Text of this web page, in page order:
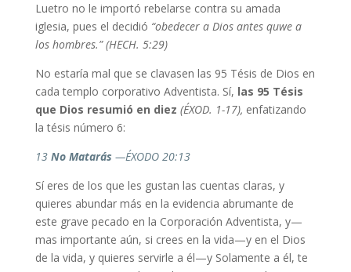
Luetro no le importó rebelarse contra su amada
iglesia, pues el decidió “obedecer a Dios antes quwe a
los hombres.” (HECH. 5:29)
No estaría mal que se clavasen las 95 Tésis de Dios en
cada templo corporativo Adventista. Sí, las 95 Tésis
que Dios resumió en diez (ÉXOD. 1-17), enfatizando
la tésis número 6:
13 No Matarás —ÉXODO 20:13
Sí eres de los que les gustan las cuentas claras, y
quieres abundar más en la evidencia abrumante de
este grave pecado en la Corporación Adventista, y—
mas importante aún, si crees en la vida—y en el Dios
de la vida, y quieres servirle a él—y Solamente a él, te